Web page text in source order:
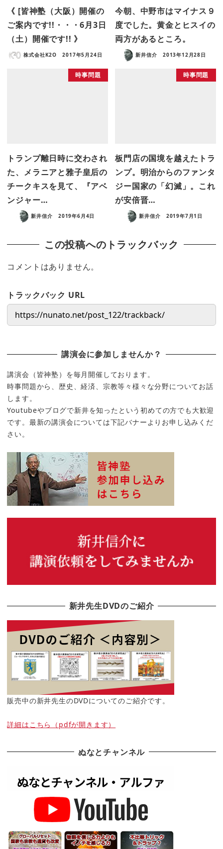
《 [皆神塾（大阪）開催の
ご案内です!!・・・6月3日
（土）開催です!! 》
株式会社K2O 2017年5月24日
今朝、中野市はマイナス９
度でした。黄金とヒスイの
両方があるところ。
新井信介 2013年12月28日
時事問題
トランプ離日時に交わされ
た、メラニアと雅子皇后の
チークキスを見て、『アベ
ンジャー…
新井信介 2019年6月4日
時事問題
板門店の国境を越えたトラ
ンプ。明治からのファンタ
ジー国家の「幻滅」。これ
が安倍晋…
新井信介 2019年7月1日
この投稿へのトラックバック
コメントはありません。
トラックバック URL
講演会に参加しませんか？
講演会（皆神塾）を毎月開催しております。
時事問題から、歴史、経済、宗教等々様々な分野についてお話
します。
Youtubeやブログで新井を知ったという初めての方でも大歓迎
です。最新の講演会については下記バナーよりお申し込みくだ
さい。
新井先生DVDのご紹介
販売中の新井先生のDVDについてのご紹介です。
詳細はこちら（pdfが開きます）
ぬなとチャンネル